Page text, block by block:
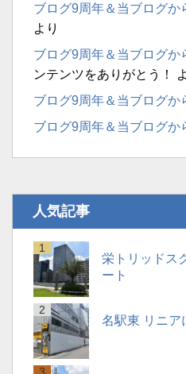
ブログ9周年＆当ブログか
より
ブログ9周年＆当ブログか
ンテンツをありがとう！
ブログ9周年＆当ブログか
ブログ9周年＆当ブログか
人気記事
栄トリッドス
ート
名駅東 リニア